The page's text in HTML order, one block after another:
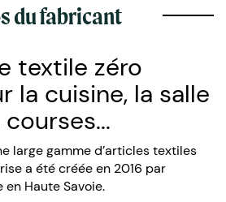
du fabricant
textile zéro
la cuisine, la salle
large gamme d’articles textiles
a été créée en 2016 par
Haute Savoie.